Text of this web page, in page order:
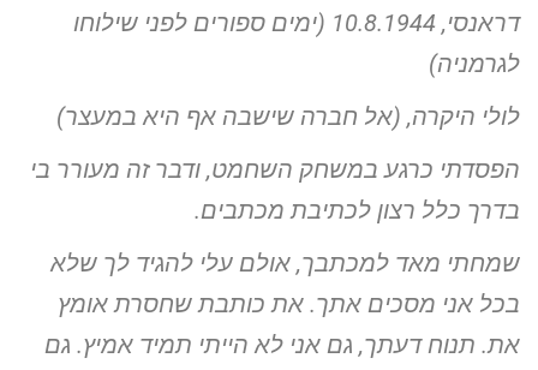
דראנסי, 10.8.1944 (ימים ספורים לפני שילוחו
לגרמניה)
לולי היקרה, (אל חברה שישבה אף היא במעצר)
הפסדתי כרגע במשחק השחמט, ודבר זה מעורר בי
בדרך כלל רצון לכתיבת מכתבים.
שמחתי מאד למכתבך, אולם עלי להגיד לך שלא
בכל אני מסכים אתך. את כותבת שחסרת אומץ
את. תנוח דעתך, גם אני לא הייתי תמיד אמיץ. גם